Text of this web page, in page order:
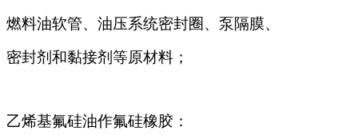
燃料油软管、油压系统密封圈、泵隔膜、
密封剂和黏接剂等原材料；
乙烯基氟硅油作氟硅橡胶：